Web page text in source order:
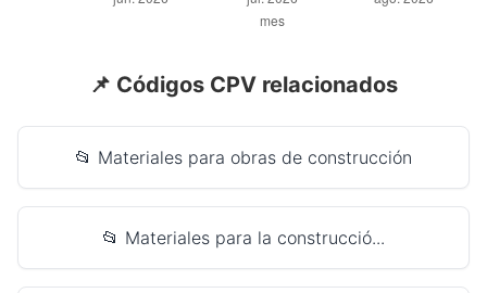
📌 Códigos CPV relacionados
📂 Materiales para obras de construcción
📂 Materiales para la construcció...